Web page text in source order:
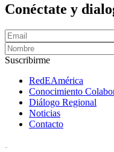
Conéctate y
Suscribirme
RedEAmérica
Conocimiento
Diálogo Regional
Noticias
Contacto